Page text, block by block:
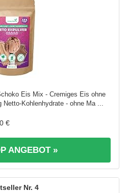
Eis Mix - Cremiges Eis ohne
Kohlenhydrate - ohne Ma ...
€
ANGEBOT »
4